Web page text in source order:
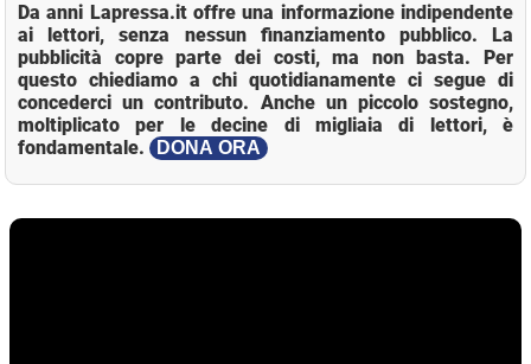
Da anni Lapressa.it offre una informazione indipendente
ai lettori, senza nessun finanziamento pubblico. La
pubblicità copre parte dei costi, ma non basta. Per
questo chiediamo a chi quotidianamente ci segue di
concederci un contributo. Anche un piccolo sostegno,
moltiplicato per le decine di migliaia di lettori, è
fondamentale.
DONA ORA